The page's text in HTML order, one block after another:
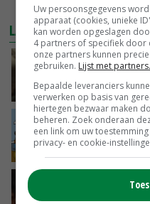
MEER
LAATSTE NIEUWS
zorgen voor
VANDAAG, 16:01
groot:
VANDAAG, 15:33
Vlaamse
Uw persoonsgegevens
apparaat (cookies, unieke
kan worden opgeslagen
4 partners of specifiek door
onze partners kunnen
gebruiken. Lijst met partners.
Bepaalde leveranciers
verwerken op basis van
hiertegen bezwaar maken
beheren. Zoek onderaan
een link om uw
privacy- en cookie-